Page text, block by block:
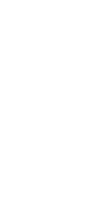
Героїв